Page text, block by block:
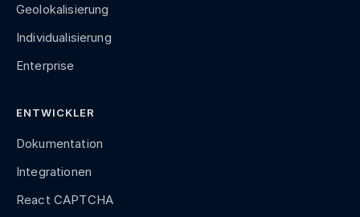
Geolokalisierung
Individualisierung
Enterprise
ENTWICKLER
Dokumentation
Integrationen
React CAPTCHA